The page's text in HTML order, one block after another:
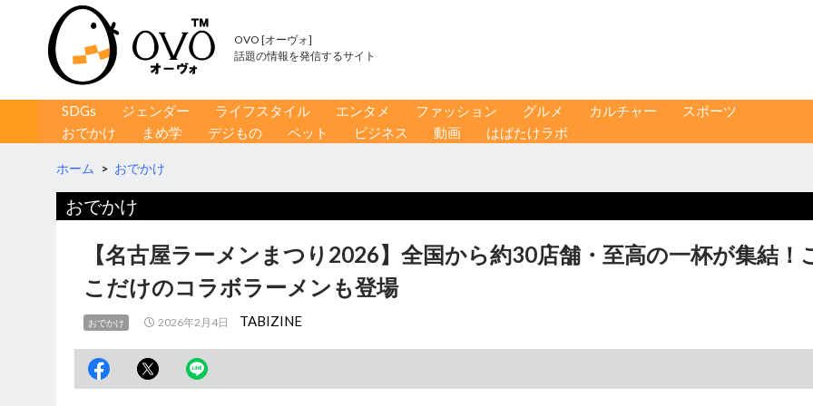
OVO [オーヴォ]
話題の情報を発信するサイト
コンテンツへ移動
SDGs ジェンダー ライフスタイル エンタメ ファッション グルメ カルチャー
スポーツ
おでかけ
まめ学 デジもの ペット ビジネス 動画 はばたけラボ
ホーム > おでかけ
おでかけ
【名古屋ラーメンまつり2026】全国から約30店舗・至高の一杯が集結！
こだけのコラボラーメンも登場
おでかけ 2026年2月4日 TABIZINE